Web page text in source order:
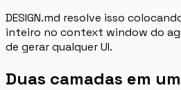
DESIGN.md resolve isso
inteiro no context window do
de gerar qualquer UI.
Duas camadas em